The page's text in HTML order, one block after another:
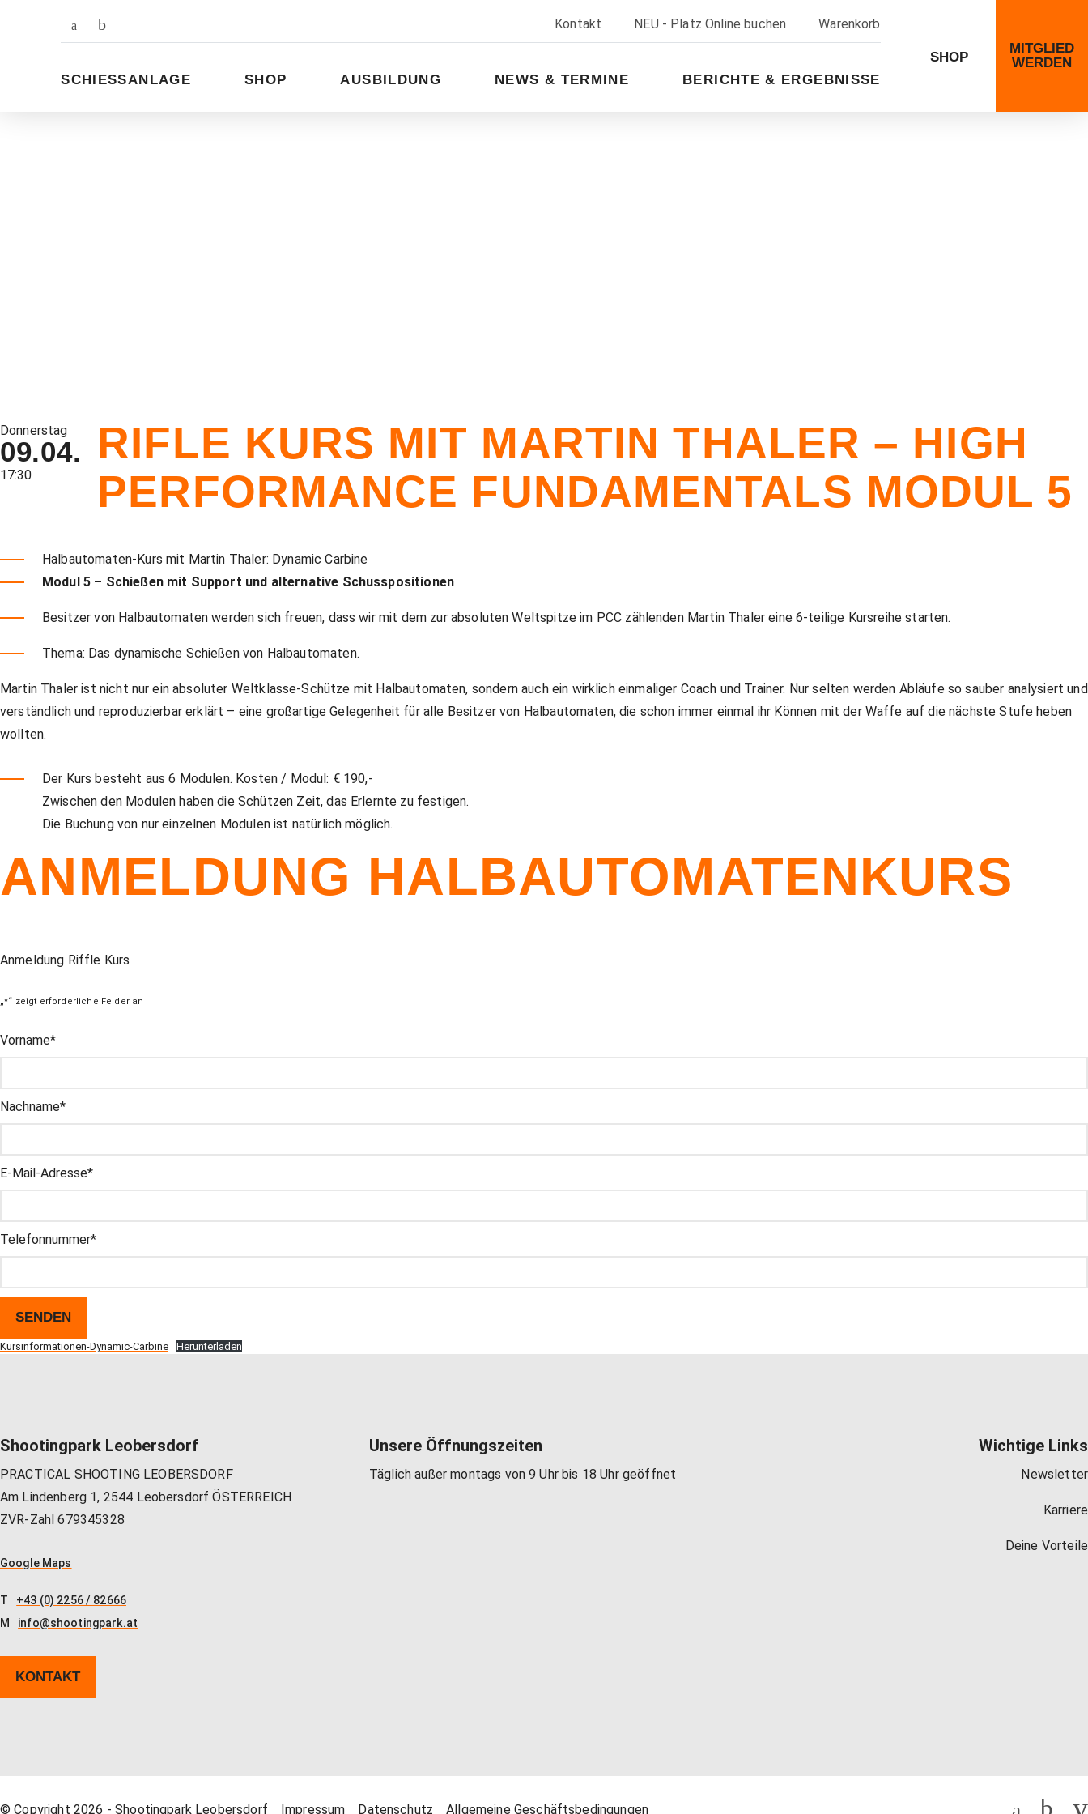
Kontakt NEU - Platz Online buchen Warenkorb
SCHIESSANLAGE SHOP AUSBILDUNG NEWS & TERMINE BERICHTE & ERGEBNISSE
SHOP
MITGLIED
WERDEN
Donnerstag
09.04.
17:30
RIFLE KURS MIT MARTIN THALER – HIGH
PERFORMANCE FUNDAMENTALS MODUL 5
Halbautomaten-Kurs mit Martin Thaler: Dynamic Carbine
Modul 5 – Schießen mit Support und alternative Schusspositionen
Besitzer von Halbautomaten werden sich freuen, dass wir mit dem zur absoluten Weltspitze im PCC zählenden Martin Thaler eine 6-teilige Kursreihe starten.
Thema: Das dynamische Schießen von Halbautomaten.
Martin Thaler ist nicht nur ein absoluter Weltklasse-Schütze mit Halbautomaten, sondern auch ein wirklich einmaliger Coach und Trainer. Nur selten werden Abläufe so sauber analysiert und
verständlich und reproduzierbar erklärt – eine großartige Gelegenheit für alle Besitzer von Halbautomaten, die schon immer einmal ihr Können mit der Waffe auf die nächste Stufe heben
wollten.
Der Kurs besteht aus 6 Modulen. Kosten / Modul: € 190,-
Zwischen den Modulen haben die Schützen Zeit, das Erlernte zu festigen.
Die Buchung von nur einzelnen Modulen ist natürlich möglich.
ANMELDUNG HALBAUTOMATENKURS
Anmeldung Riffle Kurs
„*“ zeigt erforderliche Felder an
LinkedIn
Dieses Feld dient zur Validierung und sollte nicht verändert werden.
Vorname*
Nachname*
E-Mail-Adresse*
Telefonnummer*
Kursinformationen-Dynamic-Carbine Herunterladen
Shootingpark Leobersdorf
PRACTICAL SHOOTING LEOBERSDORF
Am Lindenberg 1, 2544 Leobersdorf ÖSTERREICH
ZVR-Zahl 679345328
Google Maps
T
+43 (0) 2256 / 82666
M
info@shootingpark.at
KONTAKT
Unsere Öffnungszeiten
Täglich außer montags von 9 Uhr bis 18 Uhr geöffnet
Wichtige Links
Newsletter
Karriere
Deine Vorteile
© Copyright 2026 - Shootingpark Leobersdorf Impressum Datenschutz Allgemeine Geschäftsbedingungen